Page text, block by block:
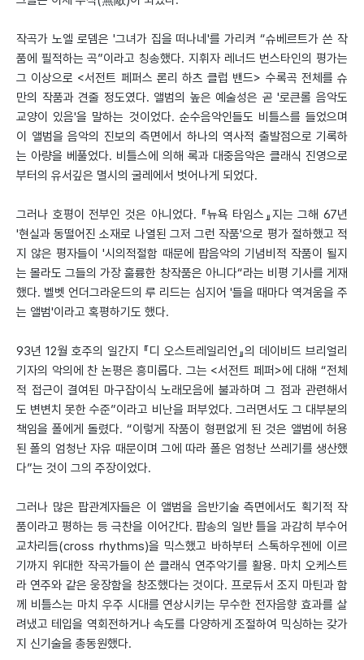
작곡가 노엘 로뎀은 '그녀가 집을 떠나네'를 가리켜 “슈베르트가 쓴 작
품에 필적하는 곡”이라고 칭송했다. 지휘자 레너드 번스타인의 평가는
그 이상으로 <서전트 페퍼스 론리 하츠 클럽 밴드> 수록곡 전체를 슈
만의 작품과 견줄 정도였다. 앨범의 높은 예술성은 곧 '로큰롤 음악도
교양이 있음'을 말하는 것이었다. 순수음악인들도 비틀스를 들었으며
이 앨범을 음악의 진보의 측면에서 하나의 역사적 출발점으로 기록하
는 아량을 베풀었다. 비틀스에 의해 록과 대중음악은 클래식 진영으로
부터의 유서깊은 멸시의 굴레에서 벗어나게 되었다.
그러나 호평이 전부인 것은 아니었다. 『뉴욕 타임스』지는 그해 67년
'현실과 동떨어진 소재로 나열된 그저 그런 작품'으로 평가 절하했고 적
지 않은 평자들이 '시의적절함 때문에 팝음악의 기념비적 작품이 될지
는 몰라도 그들의 가장 훌륭한 창작품은 아니다“라는 비평 기사를 게재
했다. 벨벳 언더그라운드의 루 리드는 심지어 '들을 때마다 역겨움을 주
는 앨범'이라고 혹평하기도 했다.
93년 12월 호주의 일간지 『디 오스트레일리언』의 데이비드 브리얼리
기자의 악의에 찬 논평은 흥미롭다. 그는 <서전트 페퍼>에 대해 “전체
적 접근이 결여된 마구잡이식 노래모음에 불과하며 그 점과 관련해서
도 변변치 못한 수준”이라고 비난을 퍼부었다. 그러면서도 그 대부분의
책임을 폴에게 돌렸다. “이렇게 작품이 형편없게 된 것은 앨범에 허용
된 폴의 엄청난 자유 때문이며 그에 따라 폴은 엄청난 쓰레기를 생산했
다”는 것이 그의 주장이었다.
그러나 많은 팝관계자들은 이 앨범을 음반기술 측면에서도 획기적 작
품이라고 평하는 등 극찬을 이어간다. 팝송의 일반 틀을 과감히 부수어
교차리듬(cross rhythms)을 믹스했고 바하부터 스톡하우젠에 이르
기까지 위대한 작곡가들이 쓴 클래식 연주악기를 활용. 마치 오케스트
라 연주와 같은 웅장함을 창조했다는 것이다. 프로듀서 조지 마틴과 함
께 비틀스는 마치 우주 시대를 연상시키는 무수한 전자음향 효과를 살
려냈고 테입을 역회전하거나 속도를 다양하게 조절하여 믹싱하는 갖가
지 신기술을 총동원했다.